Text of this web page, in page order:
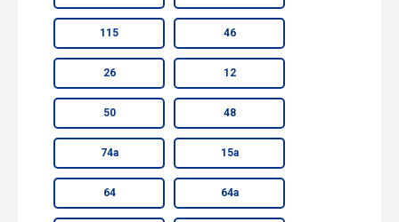
115 46
26 12
50 48
74а 15а
64 64а